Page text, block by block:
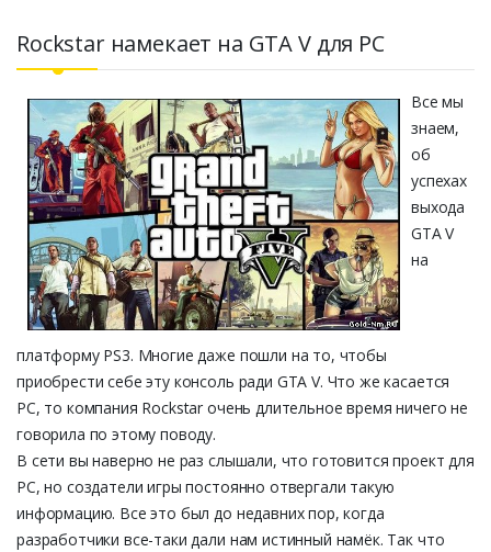
Rockstar намекает на GTA V для PC
Все мы
знаем,
об
успехах
выхода
GTA V
на
платформу PS3. Многие даже пошли на то, чтобы
приобрести себе эту консоль ради GTA V. Что же касается
PC, то компания Rockstar очень длительное время ничего не
говорила по этому поводу.
В сети вы наверно не раз слышали, что готовится проект для
PC, но создатели игры постоянно отвергали такую
информацию. Все это был до недавних пор, когда
разработчики все-таки дали нам истинный намёк. Так что